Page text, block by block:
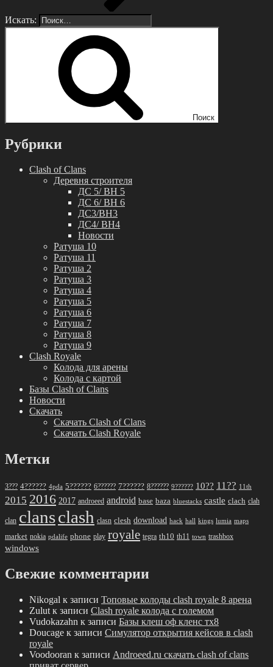
Искать:
Поиск
Рубрики
Clash of Clans
Деревня строителя
ДС 5/ BH 5
ДС 6/ BH 6
ДС3/BH3
ДС4/ BH4
Новости
Ратуша 10
Ратуша 11
Ратуша 2
Ратуша 3
Ратуша 4
Ратуша 5
Ратуша 6
Ратуша 7
Ратуша 8
Ратуша 9
Clash Royale
Колода для арены
Колода с картой
Базы Clash of Clans
Новости
Скачать
Скачать Clash of Clans
Скачать Clash Royale
Метки
3??? 4?????? 4pda 5?????? 6?????? 7?????? 8?????? 9?????? 10?? 11?? 11th
2015 2016 2017 androeed android base baza bluestacks castle clach clah
clan clansclash clasn clesh download hack hall kings lumia maps
market nokia pdalife phone play royale tegra th10 th11 town trashbox
windows
Свежие комментарии
Nikogal к записи Топовые колоды clash royale 8 арена
Zulut к записи Clash royale колода с големом
Vudokazahn к записи Базы клеш оф кленс тх8
Doucage к записи Симулятор открытия кейсов в clash
royale
Voodooran к записи Androeed.ru скачать clash of clans